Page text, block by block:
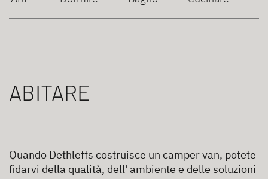
ABITARE
Quando Dethleffs costruisce un camper van, potete
fidarvi della qualità, dell' ambiente e delle soluzioni